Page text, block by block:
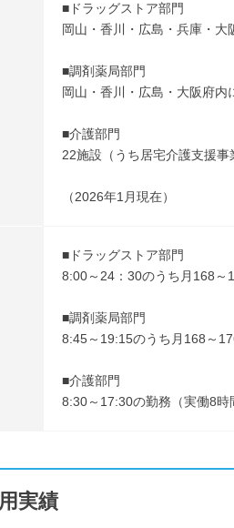
■ドラッグストア部門
岡山・香川・広島・兵庫・大
■調剤薬局部門
岡山・香川・広島・大阪府
■介護部門
22施設（うち居宅介護支援事
（2026年1月現在）
■ドラッグストア部門
8:00～24：30のうち月168～
■調剤薬局部門
8:45～19:15のうち月168～
■介護部門
8:30～17:30の勤務（実働8時
実績